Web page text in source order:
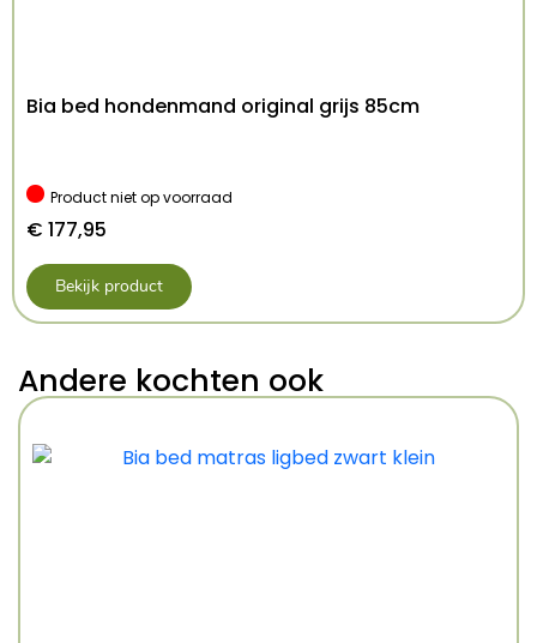
Bia bed hondenmand original grijs 85cm
Product niet op voorraad
€ 177,95
Bekijk product
Andere kochten ook